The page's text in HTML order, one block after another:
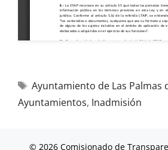
Ayuntamiento de Las Palmas
Ayuntamientos, Inadmisión
© 2026 Comisionado de